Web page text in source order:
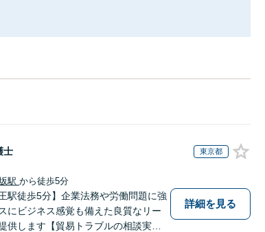
士 東京都
駅 から徒歩5分
駅徒歩5分】企業法務や労働問題に強
にビジネス感覚も備えた良質なリー
供します【貿易トラブルの相談実績1
詳細を見る